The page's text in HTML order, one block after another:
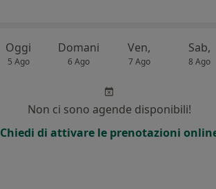
Oggi
5 Ago
Domani
6 Ago
Ven,
7 Ago
Sab,
8 Ago
Non ci sono agende disponibili!
Chiedi di attivare le prenotazioni